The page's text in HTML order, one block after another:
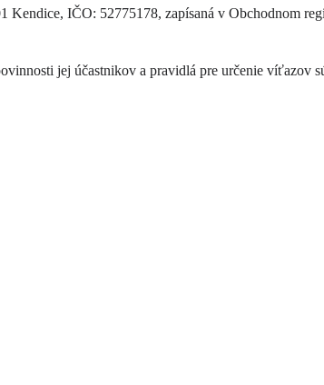
IČO: 52775178, zapísaná v Obchodnom
jej účastnikov a pravidlá pre určenie víťazov